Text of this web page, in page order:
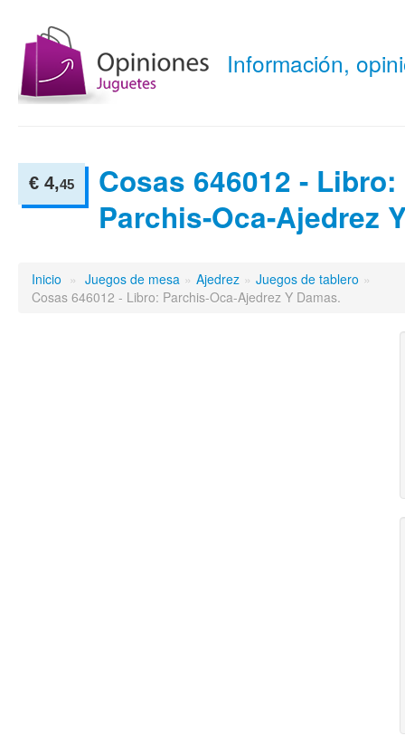
Información,
€ 4,45
Cosas 646012 - Libro:
Parchis-Oca-Ajedrez
Inicio » Juegos de mesa » Ajedrez » Juegos de tablero »
Cosas 646012 - Libro: Parchis-Oca-Ajedrez Y Damas.